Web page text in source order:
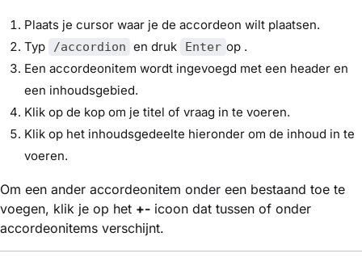
Plaats je cursor waar je de accordeon wilt plaatsen.
Typ
/accordion en druk Enter op .
Een accordeonitem wordt ingevoegd met een header en
een inhoudsgebied.
Klik op de kop om je titel of vraag in te voeren.
Klik op het inhoudsgedeelte hieronder om de inhoud in te
voeren.
Om een ander accordeonitem onder een bestaand toe te
voegen, klik je op het +- icoon dat tussen of onder
accordeonitems verschijnt.